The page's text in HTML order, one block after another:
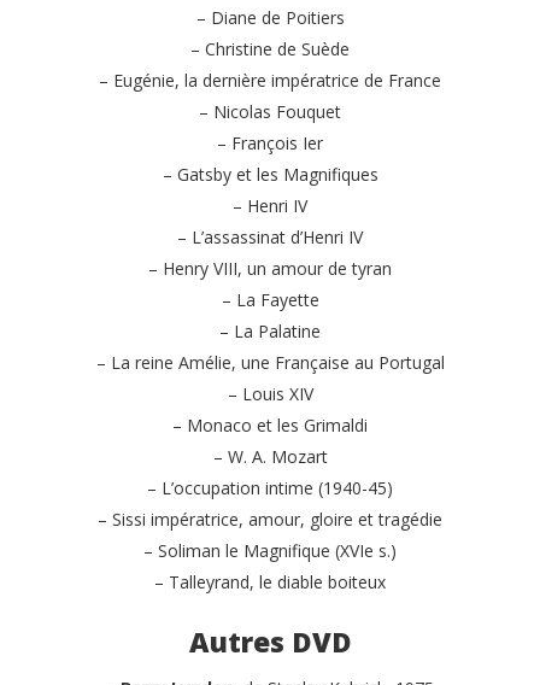
– Diane de Poitiers
– Christine de Suède
– Eugénie, la dernière impératrice de France
– Nicolas Fouquet
– François Ier
– Gatsby et les Magnifiques
– Henri IV
– L’assassinat d’Henri IV
– Henry VIII, un amour de tyran
– La Fayette
– La Palatine
– La reine Amélie, une Française au Portugal
– Louis XIV
– Monaco et les Grimaldi
– W. A. Mozart
– L’occupation intime (1940-45)
– Sissi impératrice, amour, gloire et tragédie
– Soliman le Magnifique (XVIe s.)
– Talleyrand, le diable boiteux
Autres DVD